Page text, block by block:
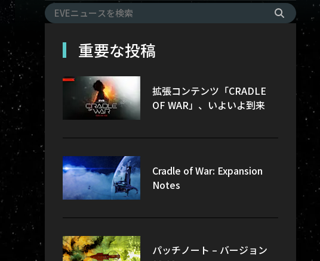
重要な投稿
拡張コンテンツ「CRADLE
OF WAR」、いよいよ到来
Cradle of War: Expansion
Notes
パッチノート – バージョン